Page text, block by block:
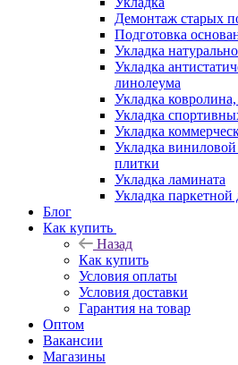
Демонтаж старых
Подготовка
Укладка
Укладка
линолеума
Укладка
Укладка
Укладка
Укладка
плитки
Укладка ламината
Укладка паркетной
Блог
Как купить
Назад
Как купить
Условия оплаты
Условия доставки
Гарантия на товар
Оптом
Вакансии
Магазины